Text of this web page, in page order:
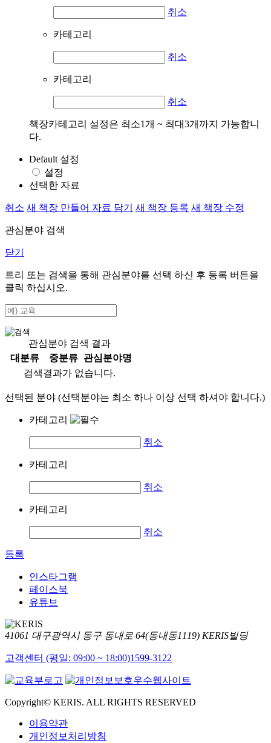
취소
카테고리
취소
카테고리
취소
책장카테고리 설정은 최소1개 ~ 최대3개까지 가능합니
다.
Default 설정
설정
선택한 자료
취소 새 책장 만들어 자료 담기 새 책장 등록 새 책장 수정
관심분야 검색
닫기
트리 또는 검색을 통해 관심분야를 선택 하신 후 등록 버튼을
클릭 하십시오.
관심분야 검색 결과
대분류
중분류
관심분야명
검색결과가 없습니다.
선택된 분야 (선택분야는 최소 하나 이상 선택 하셔야 합니다.)
카테고리
취소
카테고리
취소
카테고리
취소
등록
인스타그램
페이스북
유튜브
41061 대구광역시 동구 동내로 64(동내동1119) KERIS빌딩
고객센터 (평일: 09:00 ~ 18:00)1599-3122
Copyright© KERIS. ALL RIGHTS RESERVED
이용약관
개인정보처리방침